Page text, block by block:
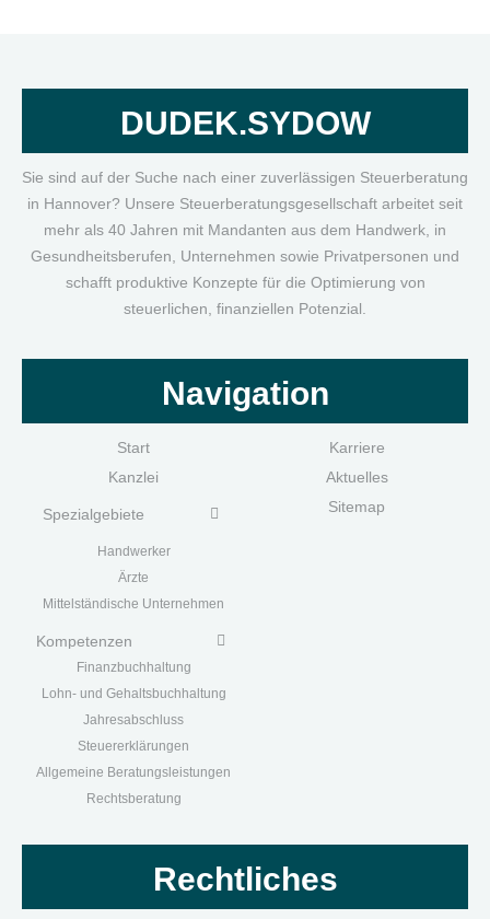
DUDEK.SYDOW
Sie sind auf der Suche nach einer zuverlässigen Steuerberatung
in Hannover? Unsere Steuerberatungsgesellschaft arbeitet seit
mehr als 40 Jahren mit Mandanten aus dem Handwerk, in
Gesundheitsberufen, Unternehmen sowie Privatpersonen und
schafft produktive Konzepte für die Optimierung von
steuerlichen, finanziellen Potenzial.
Navigation
Start
Kanzlei
Spezialgebiete
Handwerker
Ärzte
Mittelständische Unternehmen
Kompetenzen
Finanzbuchhaltung
Lohn- und Gehaltsbuchhaltung
Jahresabschluss
Steuererklärungen
Allgemeine Beratungsleistungen
Rechtsberatung
Karriere
Aktuelles
Sitemap
Rechtliches